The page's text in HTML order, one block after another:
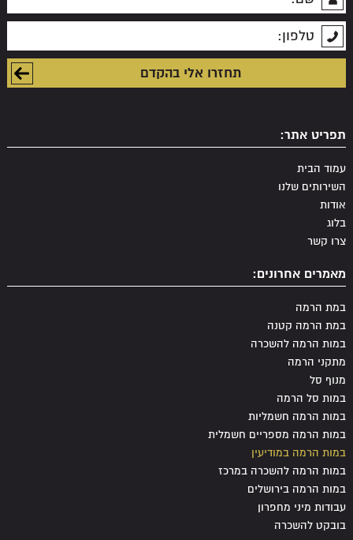
תפריט אתר:
עמוד הבית
השירותים שלנו
אודות
בלוג
צרו קשר
מאמרים אחרונים:
במת הרמה
במת הרמה קטנה
במות הרמה להשכרה
מתקני הרמה
מנוף סל
במות סל הרמה
במות הרמה חשמליות
במות הרמה מספריים חשמלית
במות הרמה במודיעין
במות הרמה להשכרה במרכז
במות הרמה בירושלים
עבודות מיני מחפרון
בובקט להשכרה